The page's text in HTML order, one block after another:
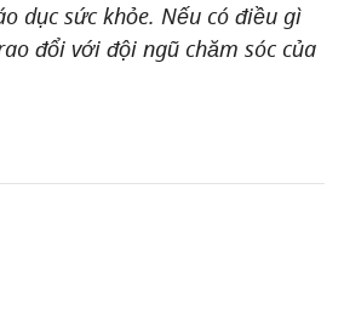
dục sức khỏe. Nếu có điều gì
đổi với đội ngũ chăm sóc của